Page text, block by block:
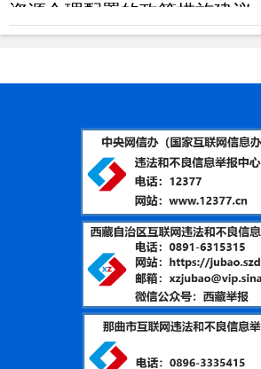
资源合理配置的政策措施建议
设，实施科技报告制度。承担
曲科技评价机制改革的政策措
实施。开展科技评估评价和监
担科研诚信建设工作。拟订全
办法，推动建立全市重点外国
制，承担重点外国专家服务工
进区内外、国外智力规划和政
(境)培训总体规划、政策和